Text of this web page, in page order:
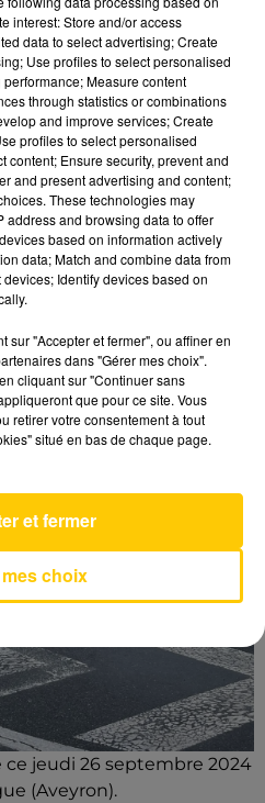
que le périmètre soit
bloqués sur le
jeudi 26 septembre 2024
(Aveyron).
interest: Store and/or access
data to select advertising; Create
Use profiles to select personalised
Measure content
through statistics or combinations
and improve services; Create
profiles to select personalised
content; Ensure security, prevent and
and present advertising and content;
These technologies may
address and browsing data to offer
based on information actively
data; Match and combine data from
Identify devices based on
sur "Accepter et fermer", ou affiner en
dans "Gérer mes choix".
cliquant sur "Continuer sans
que pour ce site. Vous
retirer votre consentement à tout
situé en bas de chaque page.
choix
et fermer